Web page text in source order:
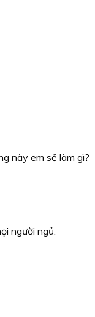
này em sẽ làm gì?
người ngủ.